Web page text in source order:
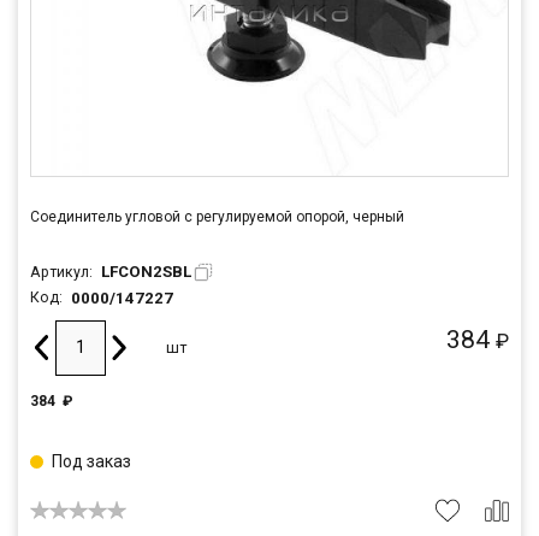
Соединитель угловой с регулируемой опорой, черный
Артикул: LFCON2SBL
Код: 0000/147227
384 ₽
шт
384 ₽
Под заказ